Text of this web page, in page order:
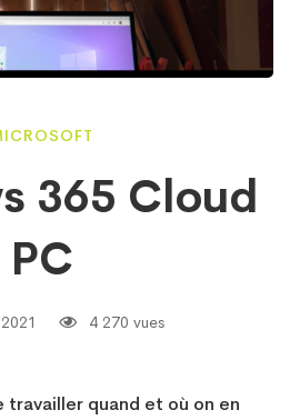
365 Cloud
PC
4 270 vues
travailler quand et où on en